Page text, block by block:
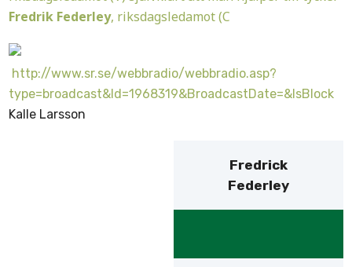
Fredrik Federley,riksdagsledamot (C
http://www.sr.se/webbradio/webbradio.asp?
type=broadcast&Id=1968319&BroadcastDate=&IsBlock
Kalle Larsson
Fredrick
Federley